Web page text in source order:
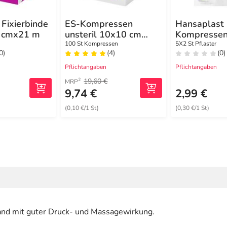
m
ES-Kompressen
unsteril 10x10 cm
8fach
100 St Kompressen
(4)
Pflichtangaben
MRP2 19,60 €
9,74 €
(0,10 €/1 St)
Hansaplast
cm steril
5X2 St Pflaster
(0)
Pflichtangaben
2,99 €
(0,30 €/1 St)
mit guter Druck- und Massagewirkung.